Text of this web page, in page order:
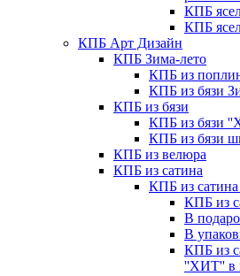
КПБ
КПБ
КПБ Арт Дизайн
КПБ Зима-лето
КПБ из
КПБ из бязи
КПБ из бязи
КПБ из бязи
КПБ из бязи
КПБ из велюра
КПБ из сатина
КПБ из
КПБ из
В
В
КПБ из
''ХИТ'' в